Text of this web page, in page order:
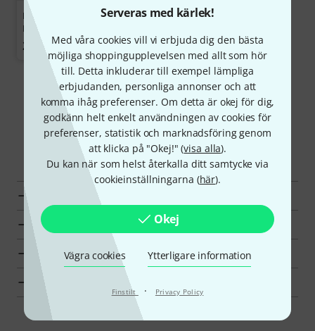
Serveras med kärlek!
Med våra cookies vill vi erbjuda dig den bästa
möjliga shoppingupplevelsen med allt som hör
till. Detta inkluderar till exempel lämpliga
erbjudanden, personliga annonser och att
komma ihåg preferenser. Om detta är okej för dig,
godkänn helt enkelt användningen av cookies för
preferenser, statistik och marknadsföring genom
att klicka på "Okej!" (visa alla).
Du kan när som helst återkalla ditt samtycke via
cookieinställningarna (här).
Okej
Vägra cookies Ytterligare information
Finstilt · Privacy Policy
Dixon 20" Artisan Walnut
Map. Set RF
22 890 kr
Visa mer
Upptäck mer
Alla Mikrofoner för toms
Toppsäljare
Hot Deals